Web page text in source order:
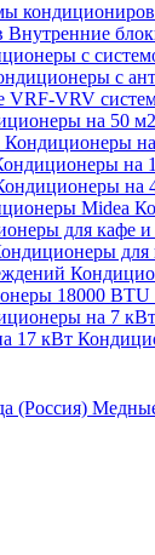
Внутренние
с
с
VRF-VRV
на 50 м2
Кондиционеры
на
на
Midea
для кафе и
для
18000 BTU
на 7 кВт
17 кВт
(Россия)